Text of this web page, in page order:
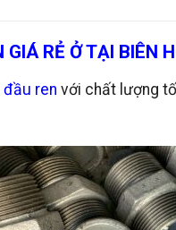
RẺ Ở TẠI BIÊN
đầu ren với chất lượng